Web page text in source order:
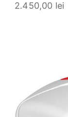
2.450,00 lei